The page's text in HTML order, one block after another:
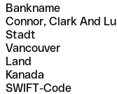
Bankname
Connor, Clark And
Stadt
Vancouver
Land
Kanada
SWIFT-Code